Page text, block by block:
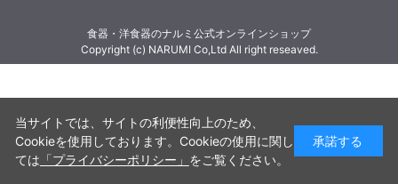
食器・洋食器のナルミ公式オンラインショップ
Copyright (c) NARUMI Co,Ltd All right reseaved.
当サイトでは、サイトの利便性向上のため、
Cookieを使用しております。Cookieの使用に関し
ては 「プライバシーポリシー」 をご覧ください。
承諾する